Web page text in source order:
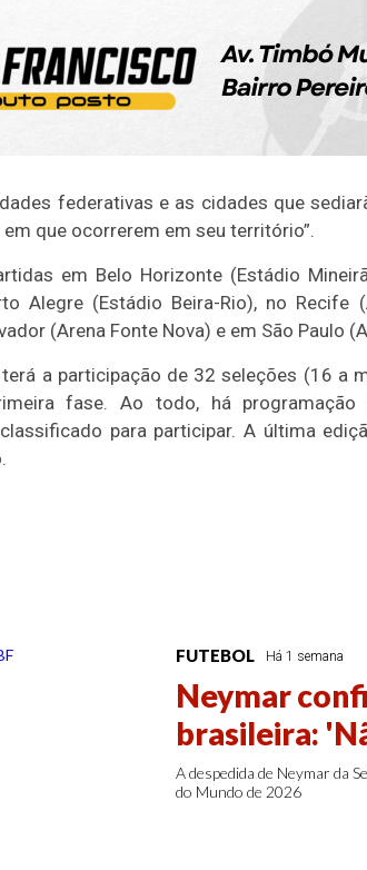
federativas e as cidades que
que ocorrerem em seu território”.
em Belo Horizonte (Estádio
Alegre (Estádio Beira-Rio), no
(Arena Fonte Nova) e em São Paulo
a participação de 32 seleções (16 a
fase. Ao todo, há
para participar. A última
FUTEBOL Há 1 semana
Neymar
brasileira:
A despedida de Neymar da
do Mundo de 2026